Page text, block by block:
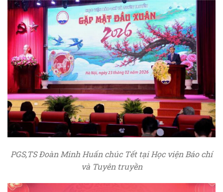
PGS,TS Đoàn Minh Huấnchúc Tết tại Học viện Báo chí
và Tuyên truyền